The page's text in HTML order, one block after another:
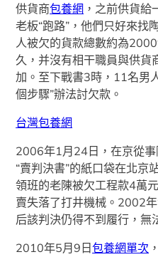
供貨商包養網 ，之前供貨
老板“跑路”，他們只好來找
人被欠的貨款總數約為
久，并沒有相干職員與供貨
加。至下戰書3時，11名男
個步驟”辦法討欠款。
台灣包養網
2006年1月24日，在京從
“賣判決書”的紙口袋在北京
領班的老陳被欠工程款4萬
賣失落了打井機械。2002
后該判決仍得不到履行，無
2010年5月9日包養網單次